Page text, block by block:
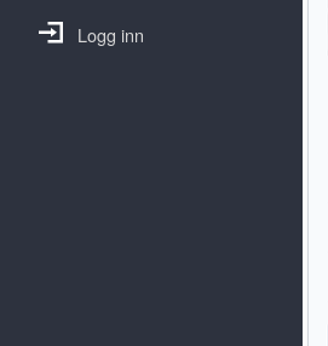
Logg inn